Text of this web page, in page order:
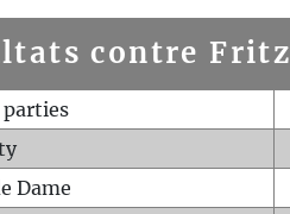
contre Fritz
parties
Dame